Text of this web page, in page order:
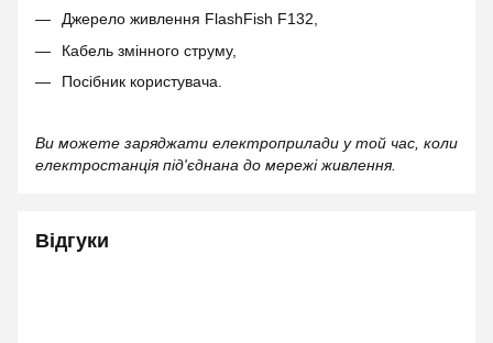
Джерело живлення FlashFish F132,
Кабель змінного струму,
Посібник користувача.
Ви можете заряджати електроприлади у той час, коли
електростанція під'єднана до мережі живлення.
Відгуки